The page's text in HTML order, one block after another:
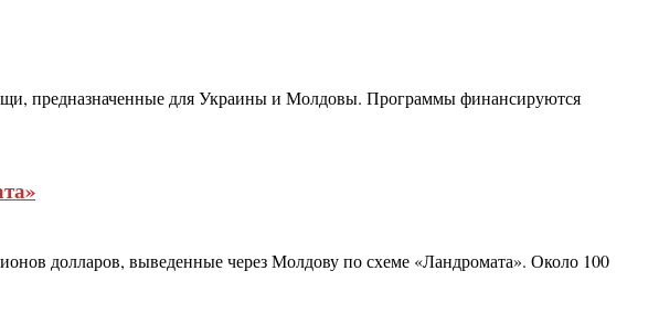
предназначенные для Украины и Молдовы. Программы финансируются
долларов, выведенные через Молдову по схеме «Ландромата». Около 100